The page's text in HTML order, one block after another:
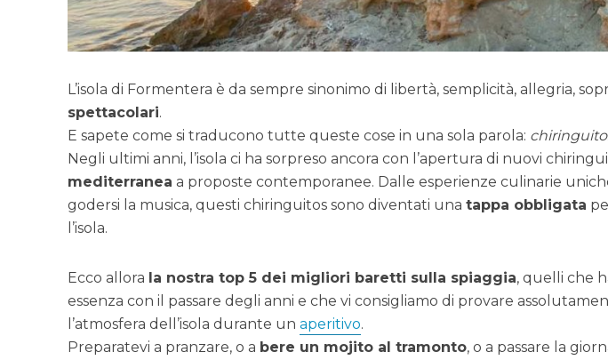
L’isola di Formentera è da sempre sinonimo di libertà, semplicità, allegria,
spettacolari.
E sapete come si traducono tutte queste cose in una sola parola: chiringuito.
Negli ultimi anni, l’isola ci ha sorpreso ancora con l’apertura di nuovi
mediterranea a proposte contemporanee. Dalle esperienze culinarie
godersi la musica, questi chiringuitos sono diventati una tappa obbligata
l’isola.
Ecco allora la nostra top 5 dei migliori baretti sulla spiaggia, quelli che
essenza con il passare degli anni e che vi consigliamo di provare
l’atmosfera dell’isola durante un aperitivo.
Preparatevi a pranzare, o a bere un mojito al tramonto, o a passare la